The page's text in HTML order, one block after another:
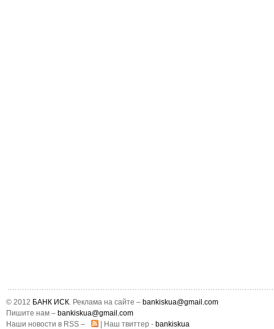
© 2012 БАНК ИСК. Реклама на сайте – bankiskua@gmail.com
Пишите нам – bankiskua@gmail.com
Наши новости в RSS –
| Наш твиттер - bankiskua